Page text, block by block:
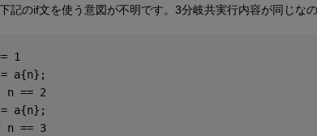
下記のif文を使う意図が不明です。3分岐共実行内容が同じな
1
a{n};
n == 2
a{n};
n == 3